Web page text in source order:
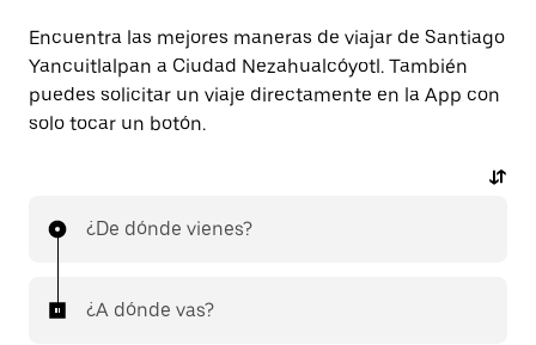
Encuentra las mejores maneras de viajar de Santiago
Yancuitlalpan a Ciudad Nezahualcóyotl. También
puedes solicitar un viaje directamente en la App con
solo tocar un botón.
¿De dónde vienes?
¿A dónde vas?